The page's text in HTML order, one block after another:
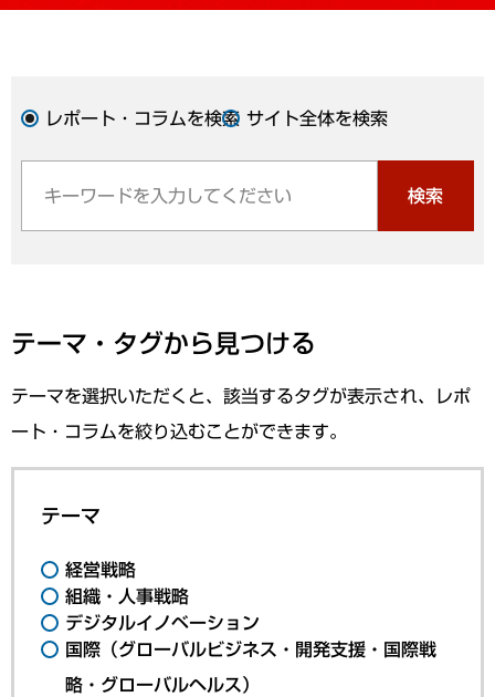
レポート・コラムを検索 サイト全体を検索
検索
テーマ・タグから見つける
テーマを選択いただくと、該当するタグが表示され、レポ
ート・コラムを絞り込むことができます。
テーマ
経営戦略
組織・人事戦略
デジタルイノベーション
国際（グローバルビジネス・開発支援・国際戦
略・グローバルヘルス）